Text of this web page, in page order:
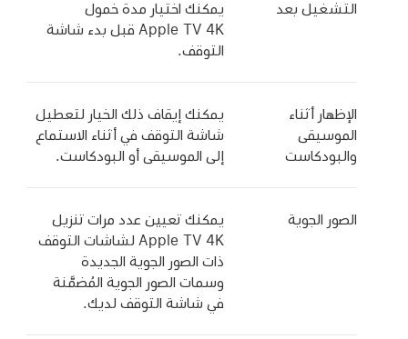
التشغيل بعد
يمكنك اختيار مدة خمول
Apple TV 4K قبل بدء شاشة
التوقف.
الإظهار أثناء
الموسيقى
والبودكاست
يمكنك إيقاف ذلك الخيار لتعطيل
شاشة التوقف في أثناء الاستماع
إلى الموسيقى أو البودكاست.
الصور الجوية
يمكنك تعيين عدد مرات تنزيل
Apple TV 4K لشاشات التوقف
ذات الصور الجوية الجديدة
وسمات الصور الجوية المُضمَّنة
في شاشة التوقف لديك.